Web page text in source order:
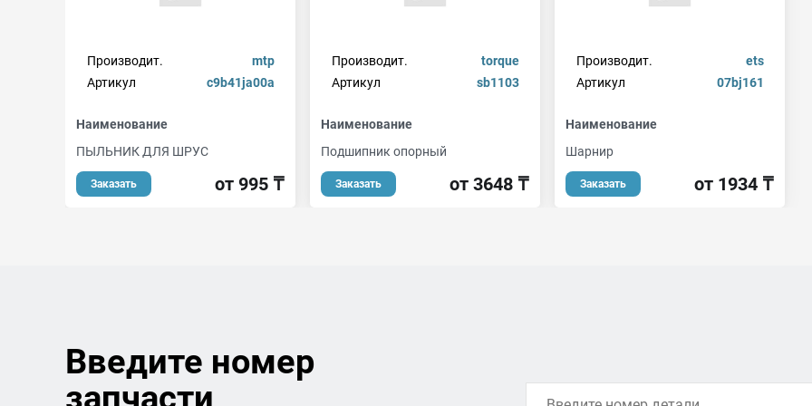
Производит.
mtp
Артикул
c9b41ja00a
Наименование
ПЫЛЬНИК ДЛЯ ШРУС
Заказать от 995 ₸
Производит.
torque
Артикул
sb1103
Наименование
Подшипник опорный
Заказать от 3648 ₸
Производит.
ets
Артикул
07bj161
Наименование
Шарнир
Заказать от 1934 ₸
Введите номер
запчасти